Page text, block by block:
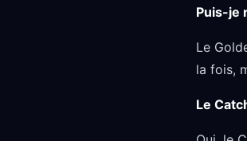
Puis-je
Le
la fois,
Le